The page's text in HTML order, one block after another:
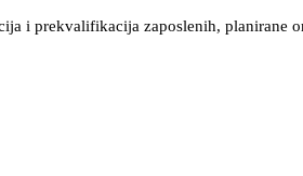
i prekvalifikacija zaposlenih, planirane